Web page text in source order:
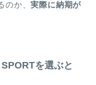
のか、実際に納期が
を選ぶと